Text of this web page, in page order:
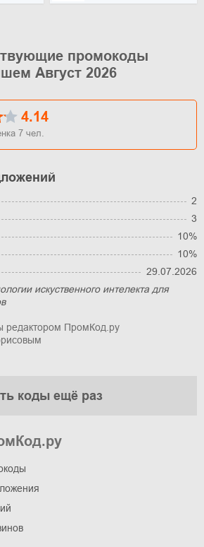
промокоды
Август 2026
4.14
7 чел.
2
3
10%
10%
29.07.2026
искуственного интелекта для
редактором ПромКод.ру
коды ещё раз